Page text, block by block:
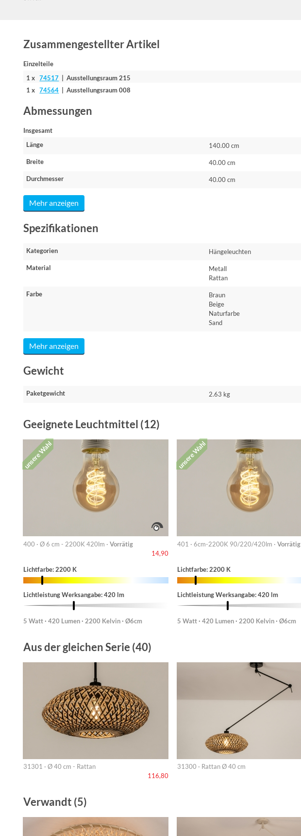
Zusammengestellter Artikel
Einzelteile
1 x74517 | Ausstellungsraum 215
1 x74564 | Ausstellungsraum 008
Abmessungen
Insgesamt
Länge
140.00 cm
Breite 40.00 cm
Durchmesser 40.00 cm
Mehr anzeigen
Spezifikationen
Kategorien Hängeleuchten
Material
Metall
Rattan
Farbe
Braun
Beige
Naturfarbe
Sand
Mehr anzeigen
Gewicht
Paketgewicht 2.63 kg
Geeignete Leuchtmittel (12)
unsere Wahl
400 · Ø 6 cm - 2200K 420lm · Vorrätig
14,90
Lichtfarbe: 2200 K
Lichtleistung Werksangabe: 420 lm
5 Watt · 420 Lumen · 2200 Kelvin · Ø6cm
unsere Wahl
401 · 6cm-2200K 90/220/420lm · Vorrätig
Lichtfarbe: 2200 K
Lichtleistung Werksangabe: 420 lm
5 Watt · 420 Lumen · 2200 Kelvin · Ø6cm
Aus der gleichen Serie (40)
31301 · Ø 40 cm - Rattan
116,80
31300 · Rattan Ø 40 cm
Verwandt (5)